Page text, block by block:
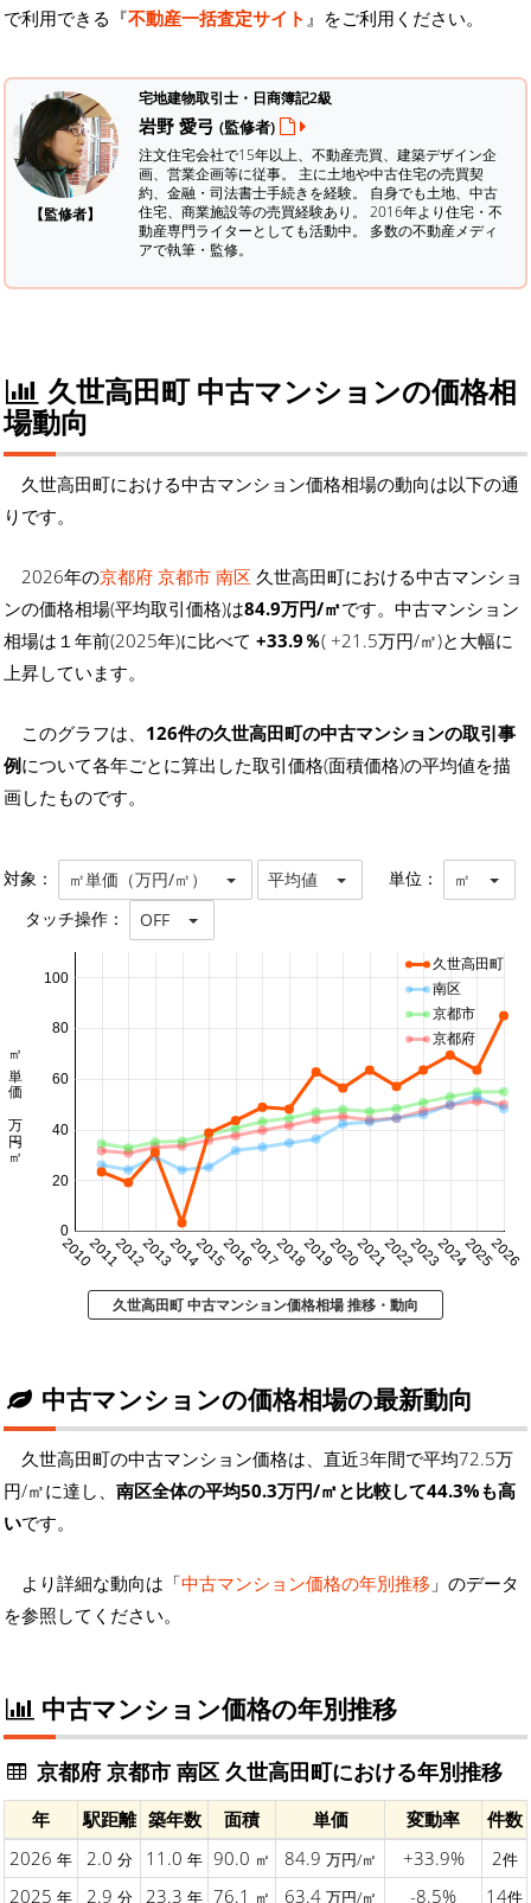
で利用できる『不動産一括査定サイト 』をご利用ください。
【監修者】
宅地建物取引士・日商簿記2級
岩野 愛弓 (監修者)
注文住宅会社で15年以上、不動産売買、建築デザイン企
画、営業企画等に従事。 主に土地や中古住宅の売買契
約、金融・司法書士手続きを経験。 自身でも土地、中古
住宅、商業施設等の売買経験あり。 2016年より住宅・不
動産専門ライターとしても活動中。 多数の不動産メディ
アで執筆・監修。
久世高田町 中古マンションの価格相
場動向
久世高田町における中古マンション価格相場の動向は以下の通
りです。
2026年の京都府 京都市 南区 久世高田町における中古マンショ
ンの価格相場(平均取引価格)は84.9万円/㎡です。中古マンション
相場は１年前(2025年)に比べて +33.9％( +21.5万円/㎡)と大幅に
上昇しています。
このグラフは、 126件の久世高田町の中古マンションの取引事
例について各年ごとに算出した取引価格(面積価格)の平均値を描
画したものです。
対象： ㎡単価（万円/㎡） 平均値 単位： ㎡
タッチ操作： OFF
20102011201220132014201520162017201820192020202120222023202420252026
0
20
40
60
80
100
㎡単価 万円/㎡
久世高田町
南区
京都市
京都府
久世高田町 中古マンション価格相場 推移・動向
中古マンションの価格相場の最新動向
久世高田町の中古マンション価格は、直近3年間で平均72.5万
円/㎡に達し、 南区全体の平均50.3万円/㎡と比較して44.3%も高
いです。
より詳細な動向は「中古マンション価格の年別推移 」のデータ
を参照してください。
中古マンション価格の年別推移
京都府 京都市 南区 久世高田町における年別推移
年 駅距離 築年数 面積 単価 変動率
件数
2026 年 2.0 分 11.0 年 90.0 ㎡ 84.9 万円/㎡ +33.9% 2件
2025 年 2.9 分 23.3 年 76.1 ㎡ 63.4 万円/㎡ -8.5% 14件